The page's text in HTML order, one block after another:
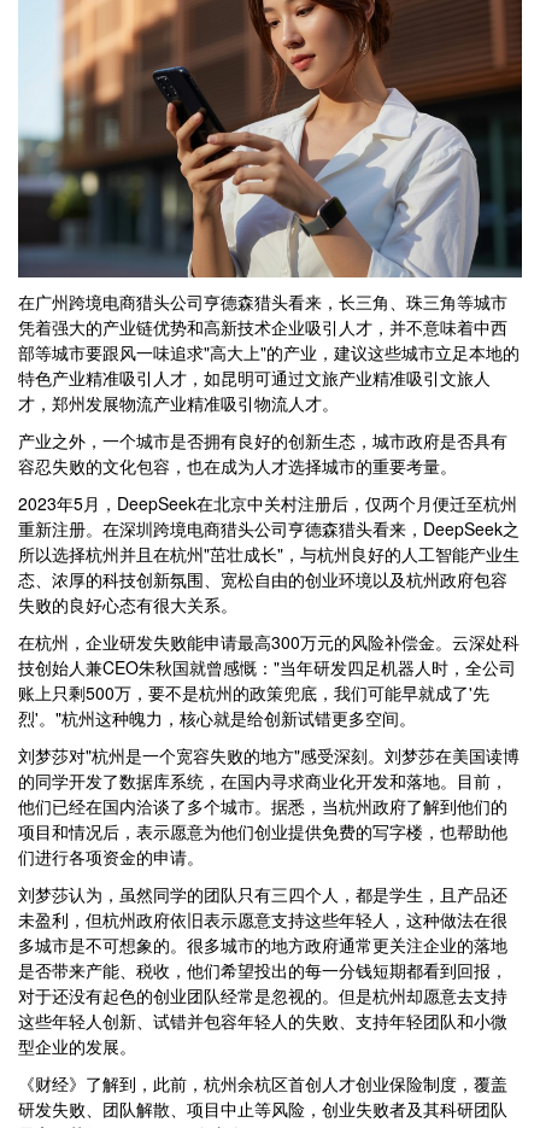
在广州跨境电商猎头公司亨德森猎头看来，长三角、珠三角等城市
凭着强大的产业链优势和高新技术企业吸引人才，并不意味着中西
部等城市要跟风一味追求"高大上"的产业，建议这些城市立足本地的
特色产业精准吸引人才，如昆明可通过文旅产业精准吸引文旅人
才，郑州发展物流产业精准吸引物流人才。
产业之外，一个城市是否拥有良好的创新生态，城市政府是否具有
容忍失败的文化包容，也在成为人才选择城市的重要考量。
2023年5月，DeepSeek在北京中关村注册后，仅两个月便迁至杭州
重新注册。在深圳跨境电商猎头公司亨德森猎头看来，DeepSeek之
所以选择杭州并且在杭州"茁壮成长"，与杭州良好的人工智能产业生
态、浓厚的科技创新氛围、宽松自由的创业环境以及杭州政府包容
失败的良好心态有很大关系。
在杭州，企业研发失败能申请最高300万元的风险补偿金。云深处科
技创始人兼CEO朱秋国就曾感慨："当年研发四足机器人时，全公司
账上只剩500万，要不是杭州的政策兜底，我们可能早就成了'先
烈'。"杭州这种魄力，核心就是给创新试错更多空间。
刘梦莎对"杭州是一个宽容失败的地方"感受深刻。刘梦莎在美国读博
的同学开发了数据库系统，在国内寻求商业化开发和落地。目前，
他们已经在国内洽谈了多个城市。据悉，当杭州政府了解到他们的
项目和情况后，表示愿意为他们创业提供免费的写字楼，也帮助他
们进行各项资金的申请。
刘梦莎认为，虽然同学的团队只有三四个人，都是学生，且产品还
未盈利，但杭州政府依旧表示愿意支持这些年轻人，这种做法在很
多城市是不可想象的。很多城市的地方政府通常更关注企业的落地
是否带来产能、税收，他们希望投出的每一分钱短期都看到回报，
对于还没有起色的创业团队经常是忽视的。但是杭州却愿意去支持
这些年轻人创新、试错并包容年轻人的失败、支持年轻团队和小微
型企业的发展。
《财经》了解到，此前，杭州余杭区首创人才创业保险制度，覆盖
研发失败、团队解散、项目中止等风险，创业失败者及其科研团队